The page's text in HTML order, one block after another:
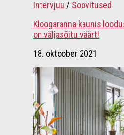
Intervjuu / Soovitused
Kloogaranna kaunis
on väljasõitu väärt!
18. oktoober 2021